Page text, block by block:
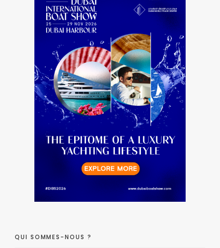
QUI SOMMES-NOUS ?